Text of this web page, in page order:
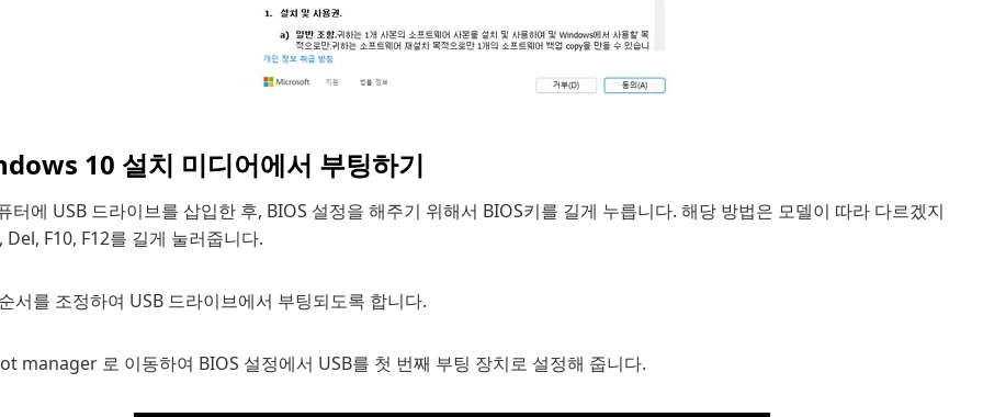
10 설치 미디어에서 부팅하기
터에 USB 드라이브를 삽입한 후, BIOS 설정을 해주기 위해서 BIOS키를 길게 누릅니다. 해당 방법은 모델이 따라 다르겠지
Del, F10, F12를 길게 눌러줍니다.
서를 조정하여 USB 드라이브에서 부팅되도록 합니다.
manager 로 이동하여 BIOS 설정에서 USB를 첫 번째 부팅 장치로 설정해 줍니다.